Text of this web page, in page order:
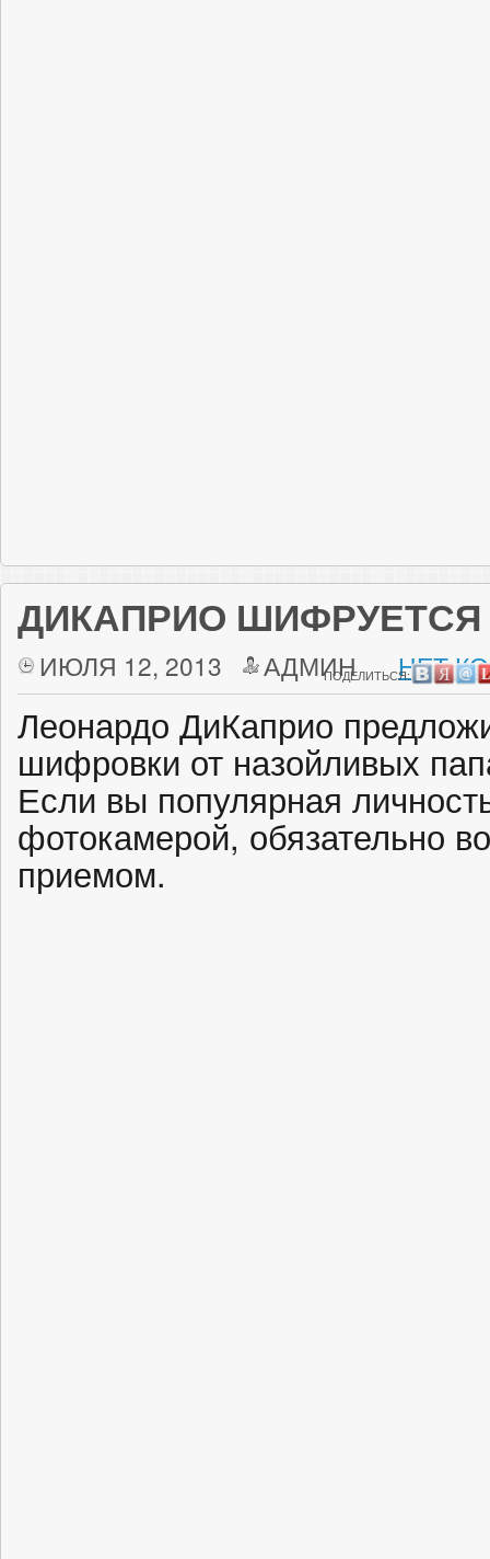
ДИКАПРИО ШИФРУЕТСЯ
ИЮЛЯ 12, 2013 АДМИН НЕТ
ПОДЕЛИТЬСЯ:
Леонардо ДиКаприо
шифровки от назойливых
Если вы популярная
фотокамерой, обязательно
приемом.